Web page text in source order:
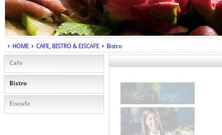
HOME CAFE, BISTRO & EISCAFE Bistro
Cafe
Bistro
Eiscafe